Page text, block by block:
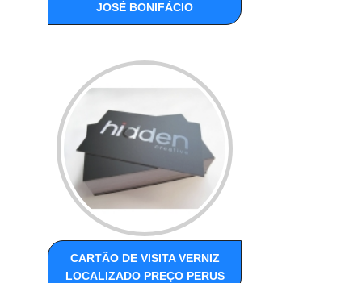
JOSÉ BONIFÁCIO
CARTÃO DE VISITA VERNIZ
LOCALIZADO PREÇO PERUS